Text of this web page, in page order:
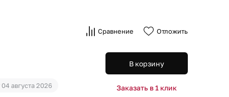
Сравнение Отложить
04 августа 2026
В корзину
Заказать в 1 клик